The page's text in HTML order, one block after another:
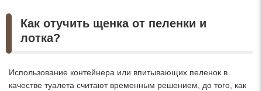
Как отучить щенка от пеленки и
лотка?
Использование контейнера или впитывающих пеленок в
качестве туалета считают временным решением, до того, как